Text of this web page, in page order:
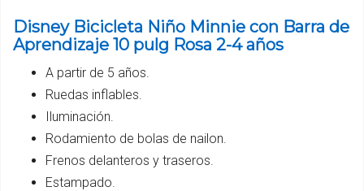
Disney Bicicleta Niño Minnie con Barra de
Aprendizaje 10 pulg Rosa 2-4 años
A partir de 5 años.
Ruedas inflables.
Iluminación.
Rodamiento de bolas de nailon.
Frenos delanteros y traseros.
Estampado.